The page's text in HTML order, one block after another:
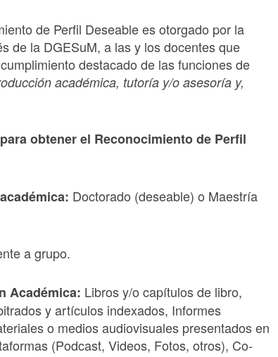
de Perfil Deseable es otorgado por la
de la DGESuM, a las y los docentes que
destacado de las funciones de
n académica, tutoría y/o asesoría y,
obtener el Reconocimiento de Perfil
émica: Doctorado (deseable) o Maestría
a grupo.
n Académica: Libros y/o capítulos de libro,
y artículos indexados, Informes
o medios audiovisuales presentados en
(Podcast, Videos, Fotos, otros), Co-